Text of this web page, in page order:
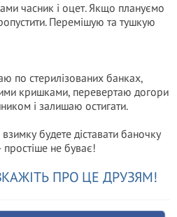
часник і оцет. Якщо плануємо
Перемішую та тушкую
по стерилізованих банках,
кришками, перевертаю догори
і залишаю остигати.
будете діставати баночку
не буває!
ПРО ЦЕ ДРУЗЯМ!